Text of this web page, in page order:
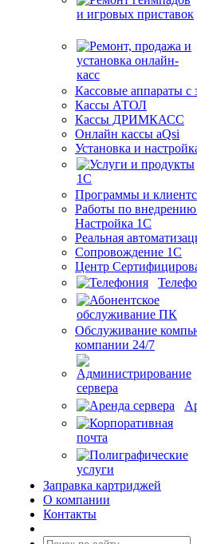
Кассовые аппараты с
Кассы АТОЛ
Кассы ДРИМКАСС
Онлайн кассы aQsi
Установка и
Программы и
Работы по
Настройка 1С
Реальная
Сопровождение 1С
Центр
Обслуживание
компании 24/7
Заправка картриджей
О компании
Контакты